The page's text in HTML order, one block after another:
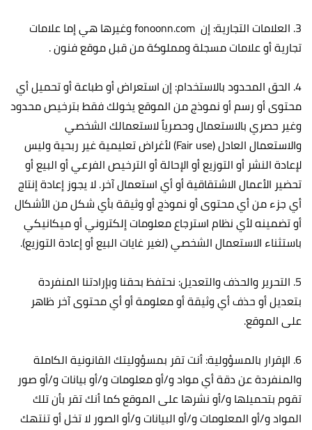
3. العلامات التجارية: إن fonoonn.com وغيرها هي إما علامات
تجارية أو علامات مسجلة ومملوكة من قبل موقع فنون .
4. الحق المحدود بالاستخدام: إن استعراض أو طباعة أو تحميل أي
محتوى أو رسم أو نموذج من الموقع يخولك فقط بترخيص محدود
وغير حصري بالاستعمال وحصرياً لاستعمالك الشخصي
والاستعمال العادل (Fair use) لأغراض تعليمية غير ربحية وليس
لإعادة النشر أو التوزيع أو الإحالة أو الترخيص الفرعي أو البيع أو
تحضير الأعمال الاشتقاقية أو أي استعمال آخر. لا يجوز إعادة إنتاج
أي جزء من أي محتوى أو نموذج أو وثيقة بأي شكل من الأشكال
أو تضمينه لأي نظام استرجاع معلومات إلكتروني أو ميكانيكي
باستثناء الاستعمال الشخصي (لغير غايات البيع أو إعادة التوزيع).
5. التحرير والحذف والتعديل: نحتفظ بحقنا وبإرادتنا المنفردة
بتعديل أو حذف أي وثيقة أو معلومة أو أي محتوى آخر ظاهر
على الموقع.
6. الإقرار بالمسؤولية: أنت تقر بمسؤوليتك القانونية الكاملة
والمنفردة عن دقة أي مواد و/أو معلومات و/أو بيانات و/أو صور
تقوم بتحميلها و/أو نشرها على الموقع كما أنك تقر بأن تلك
المواد و/أو المعلومات و/أو البيانات و/أو الصور لا تخل أو تنتهك